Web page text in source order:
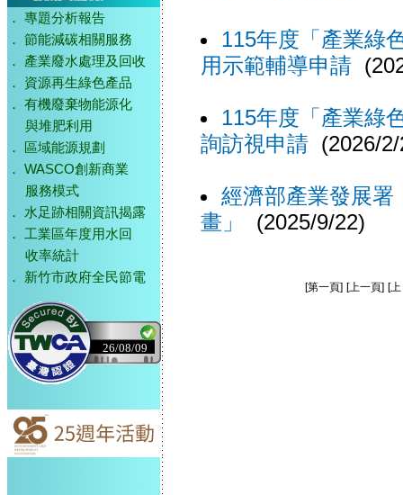
．
專題分析報告
．
節能減碳相關服務
．
產業廢水處理及回收
．
資源再生綠色產品
．
有機廢棄物能源化
與堆肥利用
．
區域能源規劃
．
WASCO創新商業
服務模式
．
水足跡相關資訊揭露
．
工業區年度用水回
收率統計
．
新竹市政府全民節電
26/08/09
115年度「產業綠
用示範輔導申請
115年度「產業綠
詢訪視申請 (2026/
經濟部產業發展署
畫」
(2025/9/22)
[第一頁] [上一頁] [